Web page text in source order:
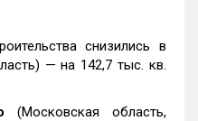
снизились в
— на 142,7 тыс. кв.
(Московская область,